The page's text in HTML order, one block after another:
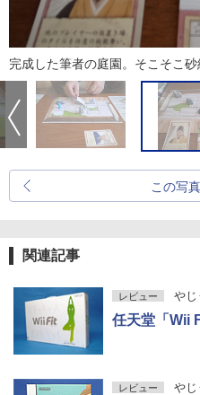
完成した筆者の庭園。そこそこ
この写
関連記事
レビュー やじ
任天堂「Wii
レビュー やじ